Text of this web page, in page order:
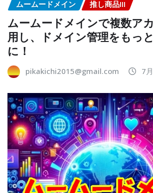
ムームードメイン 推し商品III
ムームードメインで複数ア
用し、ドメイン管理をもっ
に！
pikakichi2015@gmail.com 7